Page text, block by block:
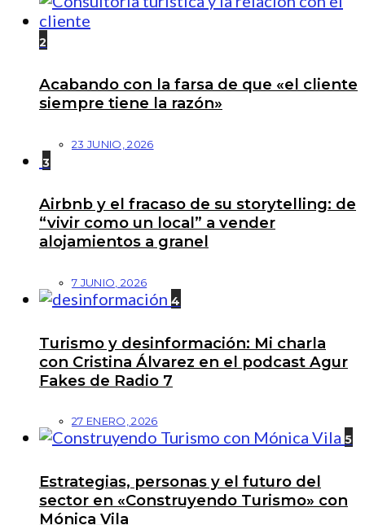
2
Acabando con la farsa de que «el cliente
siempre tiene la razón»
23 JUNIO, 2026
3
Airbnb y el fracaso de su storytelling: de
“vivir como un local” a vender
alojamientos a granel
7 JUNIO, 2026
4
Turismo y desinformación: Mi charla
con Cristina Álvarez en el podcast Agur
Fakes de Radio 7
27 ENERO, 2026
5
Estrategias, personas y el futuro del
sector en «Construyendo Turismo» con
Mónica Vila